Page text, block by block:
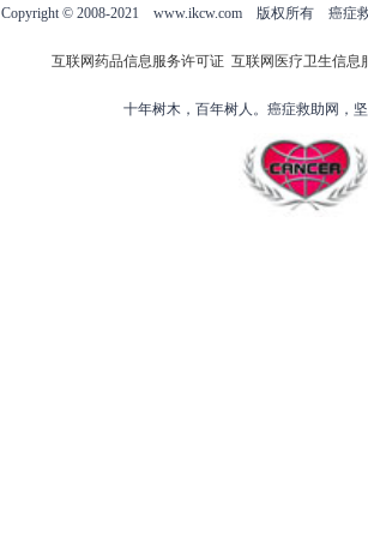
Copyright © 2008-2021 www.ikcw.com 版权所有 癌症
互联网药品信息服务许可证 互联网医疗卫生信息
十年树木，百年树人。癌症救助网，